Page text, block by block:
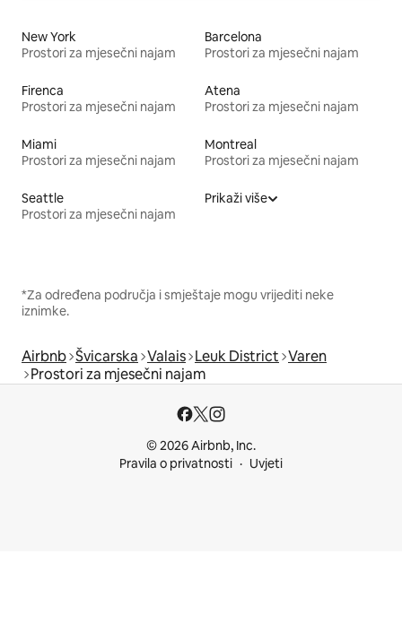
New York
Prostori za mjesečni najam
Barcelona
Prostori za mjesečni najam
Firenca
Prostori za mjesečni najam
Atena
Prostori za mjesečni najam
Miami
Prostori za mjesečni najam
Montreal
Prostori za mjesečni najam
Seattle
Prostori za mjesečni najam
Prikaži više
*Za određena područja i smještaje mogu vrijediti neke
iznimke.
Airbnb Švicarska Valais Leuk District Varen
Prostori za mjesečni najam
© 2026 Airbnb, Inc.
Pravila o privatnosti
Uvjeti